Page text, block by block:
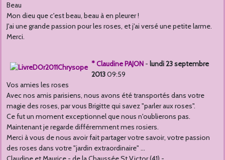
Beau
Mon dieu que c'est beau, beau à en pleurer !
J'ai une grande passion pour les roses, et j'ai versé une petite larme.
Merci.
* Claudine PAJON - lundi 23 septembre
201309:59
Vos amies les roses
Avec nos amis parisiens, nous avons été transportés dans votre
magie des roses, par vous Brigitte qui savez "parler aux roses".
Ce fut un moment exceptionnel que nous n'oublierons pas.
Maintenant je regarde différemment mes rosiers.
Merci à vous de nous avoir fait partager votre savoir, votre passion
des roses dans votre "jardin extraordinaire" ...